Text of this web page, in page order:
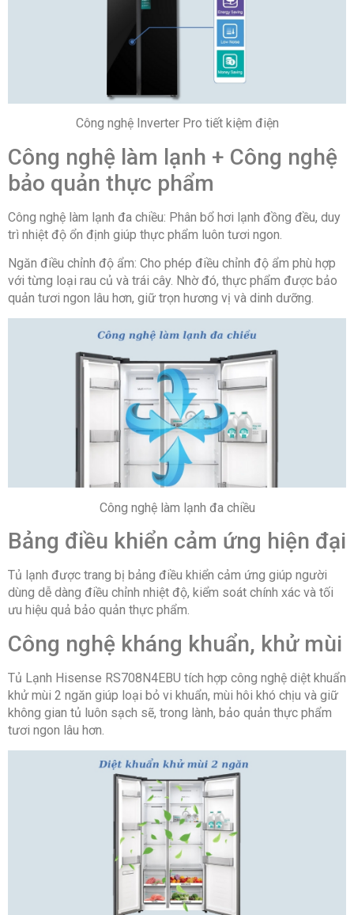
Công nghệ Inverter Pro tiết kiệm điện
Công nghệ làm lạnh + Công nghệ
bảo quản thực phẩm
Công nghệ làm lạnh đa chiều: Phân bổ hơi lạnh đồng đều, duy
trì nhiệt độ ổn định giúp thực phẩm luôn tươi ngon.
Ngăn điều chỉnh độ ẩm: Cho phép điều chỉnh độ ẩm phù hợp
với từng loại rau củ và trái cây. Nhờ đó, thực phẩm được bảo
quản tươi ngon lâu hơn, giữ trọn hương vị và dinh dưỡng.
Công nghệ làm lạnh đa chiều
Bảng điều khiển cảm ứng hiện đại
Tủ lạnh được trang bị bảng điều khiển cảm ứng giúp người
dùng dễ dàng điều chỉnh nhiệt độ, kiểm soát chính xác và tối
ưu hiệu quả bảo quản thực phẩm.
Công nghệ kháng khuẩn, khử mùi
Tủ Lạnh Hisense RS708N4EBU tích hợp công nghệ diệt khuẩn
khử mùi 2 ngăn giúp loại bỏ vi khuẩn, mùi hôi khó chịu và giữ
không gian tủ luôn sạch sẽ, trong lành, bảo quản thực phẩm
tươi ngon lâu hơn.